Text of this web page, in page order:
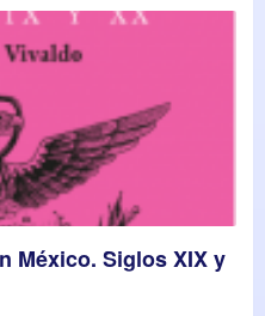
México. Siglos XIX y